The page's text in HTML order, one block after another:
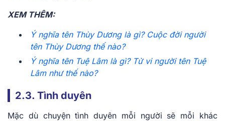
XEM THÊM:
Ý nghĩa tên Thùy Dương là gì? Cuộc đời người
tên Thùy Dương thế nào?
Ý nghĩa tên Tuệ Lâm là gì? Tử vi người tên Tuệ
Lâm như thế nào?
2.3. Tình duyên
Mặc dù chuyện tình duyên mỗi người sẽ mỗi khác